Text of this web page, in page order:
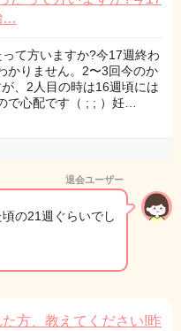
…
て方いますか?今17週終わ
かりません。2〜3回今のか
、2人目の時は16週頃には
で心配です（ ; ; ）妊…
退会ユーザー
の21週ぐらいでし
方、教えてください!昨